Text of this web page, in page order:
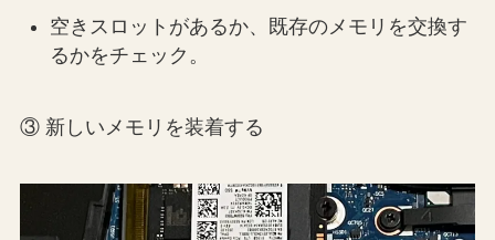
空きスロットがあるか、既存のメモリを交換す
るかをチェック。
③ 新しいメモリを装着する